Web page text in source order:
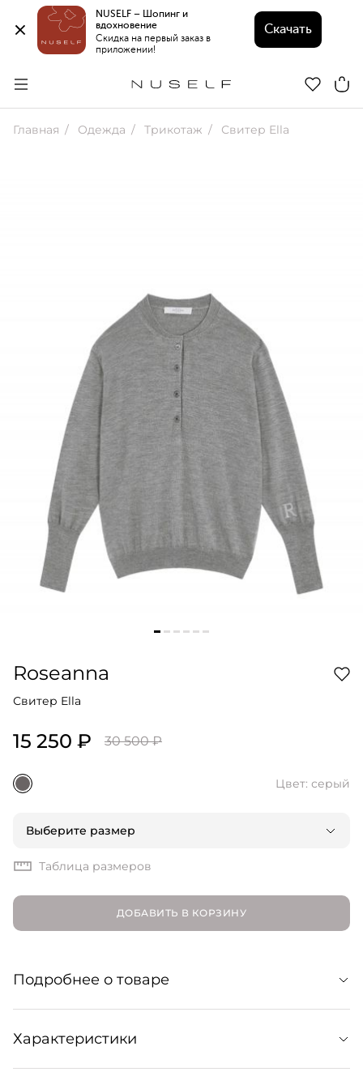
NUSELF – Шопинг и
вдохновение
Скидка на первый заказ в
приложении!
Скачать
Главная Одежда Трикотаж Свитер Ella
Roseanna
Свитер Ella
15 250 ₽ 30 500 ₽
Цвет: серый
Выберите размер
Таблица размеров
ДОБАВИТЬ В КОРЗИНУ
Подробнее о товаре
Свитер с застежкой на четыре пуговицы, первая из
которых украшена гравировкой, — классическое
трикотажное изделие с современными акцентами:
Характеристики